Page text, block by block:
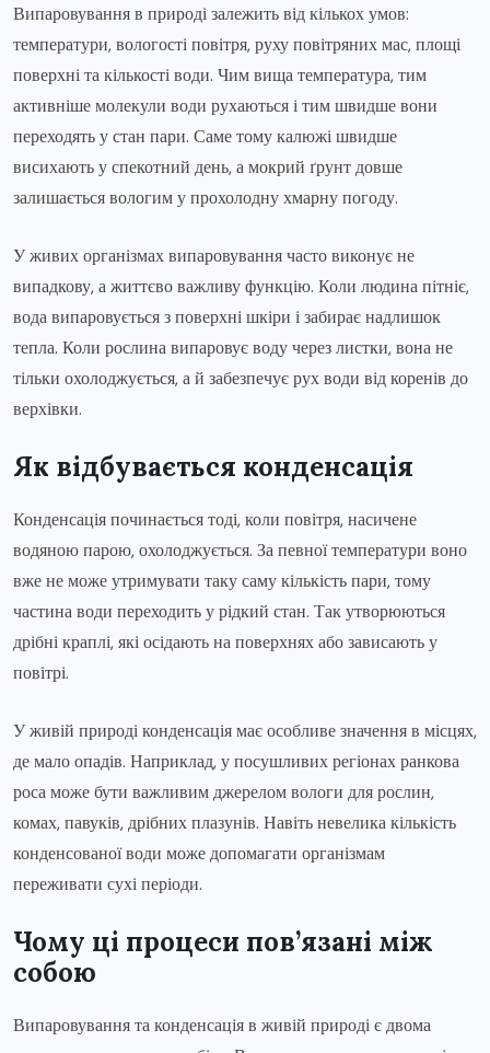
Випаровування в природі залежить від кількох умов:
температури, вологості повітря, руху повітряних мас, площі
поверхні та кількості води. Чим вища температура, тим
активніше молекули води рухаються і тим швидше вони
переходять у стан пари. Саме тому калюжі швидше
висихають у спекотний день, а мокрий ґрунт довше
залишається вологим у прохолодну хмарну погоду.
У живих організмах випаровування часто виконує не
випадкову, а життєво важливу функцію. Коли людина пітніє,
вода випаровується з поверхні шкіри і забирає надлишок
тепла. Коли рослина випаровує воду через листки, вона не
тільки охолоджується, а й забезпечує рух води від коренів до
верхівки.
Як відбувається конденсація
Конденсація починається тоді, коли повітря, насичене
водяною парою, охолоджується. За певної температури воно
вже не може утримувати таку саму кількість пари, тому
частина води переходить у рідкий стан. Так утворюються
дрібні краплі, які осідають на поверхнях або зависають у
повітрі.
У живій природі конденсація має особливе значення в місцях,
де мало опадів. Наприклад, у посушливих регіонах ранкова
роса може бути важливим джерелом вологи для рослин,
комах, павуків, дрібних плазунів. Навіть невелика кількість
конденсованої води може допомагати організмам
переживати сухі періоди.
Чому ці процеси пов’язані між
собою
Випаровування та конденсація в живій природі є двома